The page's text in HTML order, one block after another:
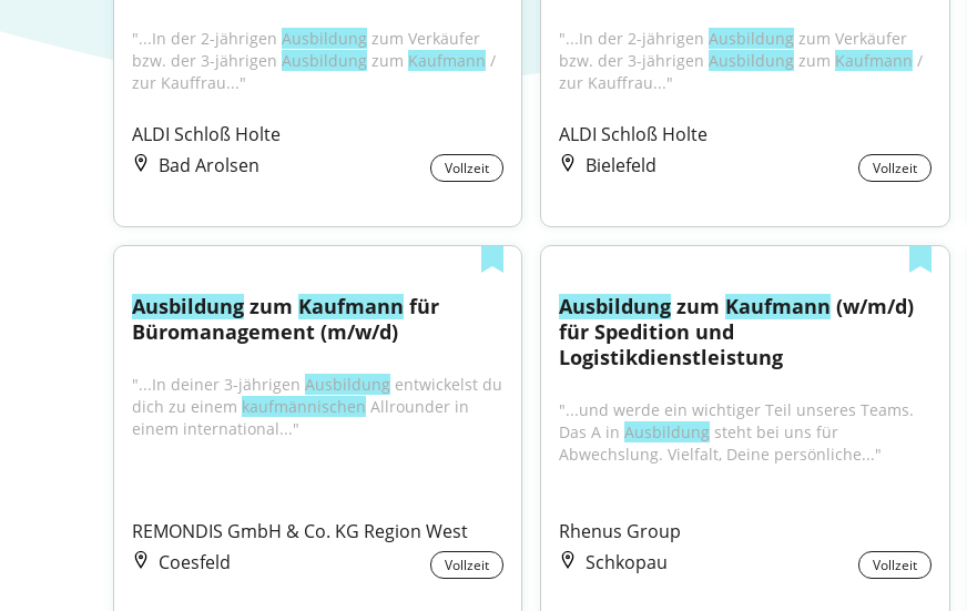
"...In der 2-jährigen Ausbildung zum Verkäufer
bzw. der 3-jährigen Ausbildung zum Kaufmann /
zur Kauffrau..."
ALDI Schloß Holte
Bad Arolsen
Vollzeit
"...In der 2-jährigen Ausbildung zum Verkäufer
bzw. der 3-jährigen Ausbildung zum Kaufmann /
zur Kauffrau..."
ALDI Schloß Holte
Bielefeld
Vollzeit
Ausbildung zum Kaufmann für
Büromanagement (m/w/d)
"...In deiner 3-jährigen Ausbildung entwickelst du
dich zu einem kaufmännischen Allrounder in
einem international..."
REMONDIS GmbH & Co. KG Region West
Coesfeld
Vollzeit
Ausbildung zum Kaufmann (w/m/d)
für Spedition und
Logistikdienstleistung
"...und werde ein wichtiger Teil unseres Teams.
Das A in Ausbildung steht bei uns für
Abwechslung. Vielfalt, Deine persönliche..."
Rhenus Group
Schkopau
Vollzeit